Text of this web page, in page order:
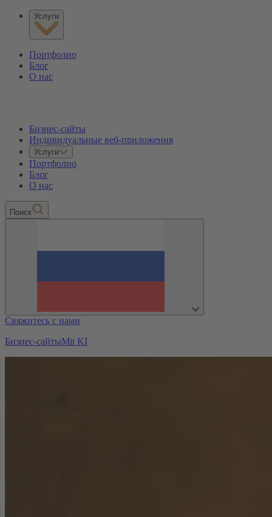
Услуги
Портфолио
Блог
О нас
Бизнес-сайты
Индивидуальные веб-приложения
Услуги
Портфолио
Блог
О нас
Пoиск
Свяжитесь с нами
Бизнес-сайтыMit KI